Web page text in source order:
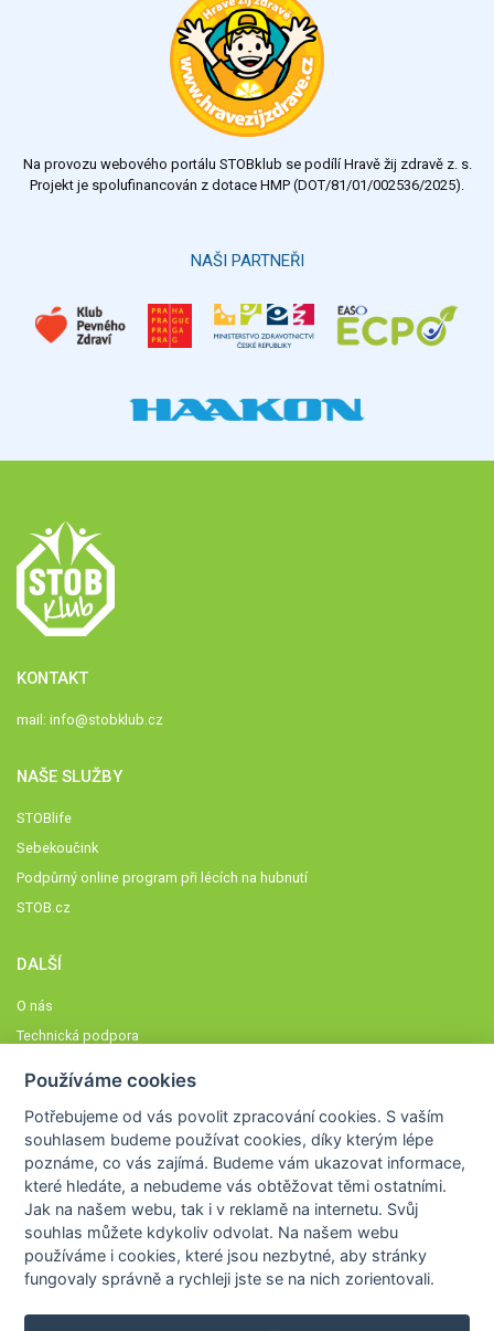
Na provozu webového portálu STOBklub se podílí Hravě žij zdravě z. s.
Projekt je spolufinancován z dotace HMP (DOT/81/01/002536/2025).
NAŠI PARTNEŘI
KONTAKT
mail: info@stobklub.cz
NAŠE SLUŽBY
STOBlife
Sebekoučink
Podpůrný online program při lécích na hubnutí
STOB.cz
DALŠÍ
O nás
Technická podpora
Členové STOBklubu
Zásady nakládání s osobními údaji
Otestujte se
Spočítejte si
Výzva 52
Používáme cookies
Potřebujeme od vás povolit zpracování cookies. S vaším
souhlasem budeme používat cookies, díky kterým lépe
poznáme,co vás zajímá. Budeme vám ukazovat informace,
které hledáte, a nebudeme vás obtěžovat těmi ostatními.
Jak na našem webu, tak i v reklamě na internetu. Svůj
souhlas můžete kdykoliv odvolat. Na našem webu
používáme i cookies, které jsou nezbytné, aby stránky
fungovaly správně a rychleji jste se na nich zorientovali.